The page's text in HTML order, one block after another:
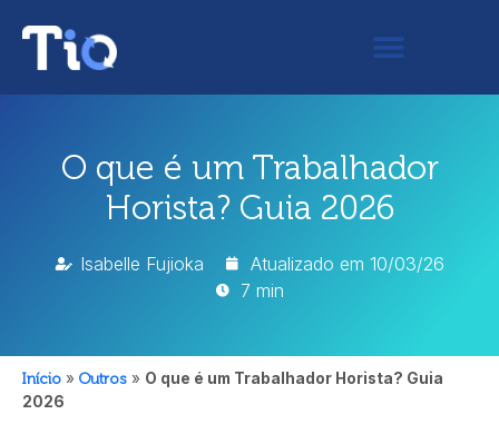
O que é um Trabalhador
Horista? Guia 2026
Isabelle Fujioka Atualizado em 10/03/26
7 min
Início » Outros » O que é um Trabalhador Horista? Guia
2026